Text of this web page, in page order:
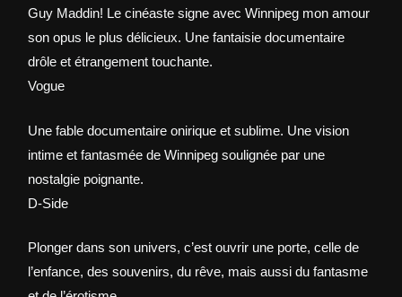
Guy Maddin! Le cinéaste signe avec Winnipeg mon amour
son opus le plus délicieux. Une fantaisie documentaire
drôle et étrangement touchante.
Vogue
Une fable documentaire onirique et sublime. Une vision
intime et fantasmée de Winnipeg soulignée par une
nostalgie poignante.
D-Side
Plonger dans son univers, c’est ouvrir une porte, celle de
l’enfance, des souvenirs, du rêve, mais aussi du fantasme